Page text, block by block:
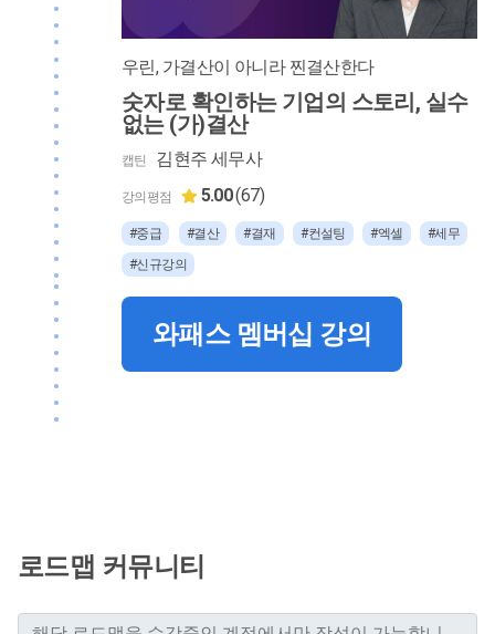
우린, 가결산이 아니라 찐결산한다
숫자로 확인하는 기업의 스토리, 실수
없는 (가)결산
캡틴 김현주 세무사
강의평점 5.00(67)
#중급 #결산 #결재 #컨설팅 #엑셀
#세무
#신규강의
와패스 멤버십 강의
로드맵 커뮤니티